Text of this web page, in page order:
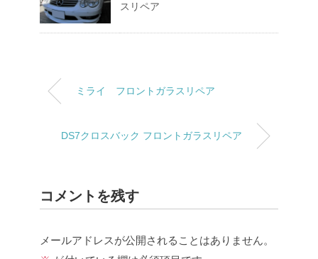
スリペア
ミライ フロントガラスリペア
DS7クロスバック フロントガラスリペア
コメントを残す
メールアドレスが公開されることはありません。